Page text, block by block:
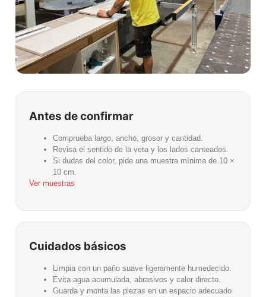
Antes de confirmar
Comprueba largo, ancho, grosor y cantidad.
Revisa el sentido de la veta y los lados canteados.
Si dudas del color, pide una muestra mínima de 10 ×
10 cm.
Ver muestras
Cuidados básicos
Limpia con un paño suave ligeramente humedecido.
Evita agua acumulada, abrasivos y calor directo.
Guarda y monta las piezas en un espacio adecuado